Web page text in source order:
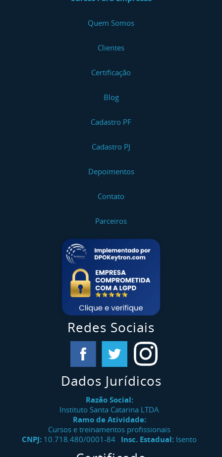
Quem Somos
Clientes
Certificação
Blog
Cadastro PF
Cadastro PJ
Depoimentos
Contato
Parceiros
Redes Sociais
Dados Jurídicos
Razão Social:
Instituto Santa Catarina LTDA
Ramo de Atividade:
Cursos e treinamentos profissionais
CNPJ: 10.718.480/0001-84 Insc. Estadual: Isento